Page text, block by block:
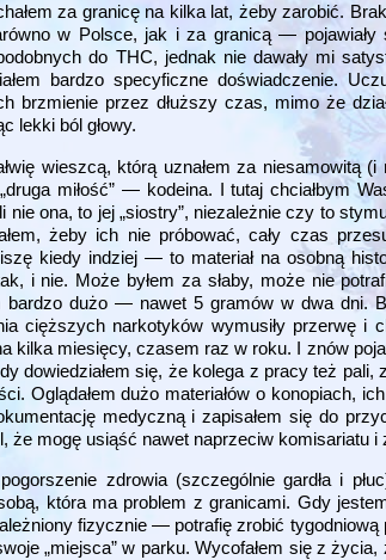
za granicę na kilka lat, żeby zarobić.
w Polsce, jak i za granicą — pojawiały
do THC, jednak nie dawały mi
bardzo specyficzne doświadczenie.
brzmienie przez dłuższy czas, mimo że
lekki ból głowy.
wieszcą, którą uznałem za
miłość” — kodeina. I tutaj chciałbym
nie ona, to jej „siostry”, niezależnie czy to
żeby ich nie próbować, cały czas
kiedy indziej — to materiał na osobną
i nie. Może byłem za słaby, może nie
bardzo dużo — nawet 5 gramów w dwa dni.
cięższych narkotyków wymusiły przerwę i
kilka miesięcy, czasem raz w roku. I znów
dowiedziałem się, że kolega z pracy też
Oglądałem dużo materiałów o konopiach,
medyczną i zapisałem się do
że mogę usiąść nawet naprzeciw komisariatu
zdrowia (szczególnie gardła i
która ma problem z granicami. Gdy
fizycznie — potrafię zrobić
„miejsca” w parku. Wycofałem się z